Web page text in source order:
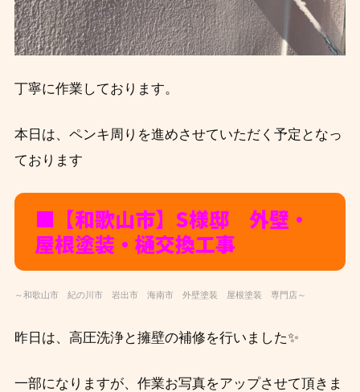
丁寧に作業しております。
本日は、ペンキ周りを進めさせていただく予定となっ
ております
■【和歌山市】S様邸 外壁・
屋根塗装・樋交換工事
～和歌山市 紀の川市 岩出市 海南市 外壁塗装 屋根塗装 専門店～
昨日は、高圧洗浄と擁壁の補修を行いました✨
一部になりますが、作業お写真をアップさせて頂きま